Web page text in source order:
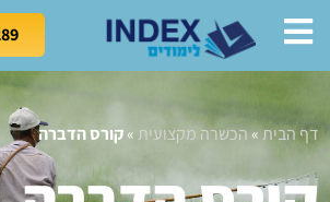
דף הבית»הכשרה מקצועית »קורס הדברה